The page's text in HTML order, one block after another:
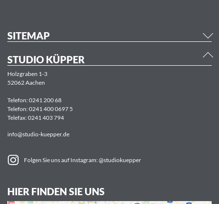
SITEMAP
STUDIO KÜPPER
Holzgraben 1-3
52062 Aachen
Telefon:0241 200 68
Telefon:0241 400 0697 5
Telefax: 0241 403 794
info@studio-kuepper.de
Folgen Sie uns auf Instagram: @studiokuepper
HIER FINDEN SIE UNS